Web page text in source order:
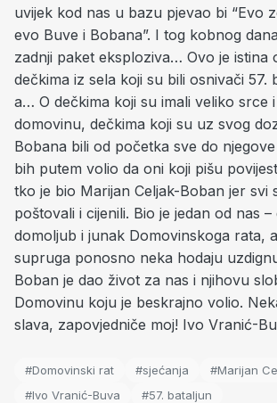
uvijek kod nas u bazu pjevao bi “Evo
evo Buve i Bobana”. I tog kobnog
zadnji paket eksploziva… Ovo je istina
dečkima iz sela koji su bili osnivači 57.
a… O dečkima koji su imali veliko srce
domovinu, dečkima koji su uz svog
Bobana bili od početka sve do
bih putem volio da oni koji pišu
tko je bio Marijan Celjak-Boban jer svi
poštovali i cijenili. Bio je jedan od nas –
domoljub i junak Domovinskoga rata,
supruga ponosno neka hodaju
Boban je dao život za nas i njihovu
Domovinu koju je beskrajno volio.
slava, zapovjedniče moj! Ivo Vranić-
#Domovinski rat #sjećanja
#Marijan
#Ivo Vranić-Buva
#57. bataljun